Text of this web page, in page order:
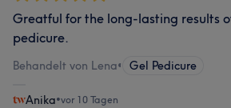
Greatful for the long-lasting results
pedicure.
Behandelt von Lena• Gel Pedicure
Anika•vor 10 Tagen